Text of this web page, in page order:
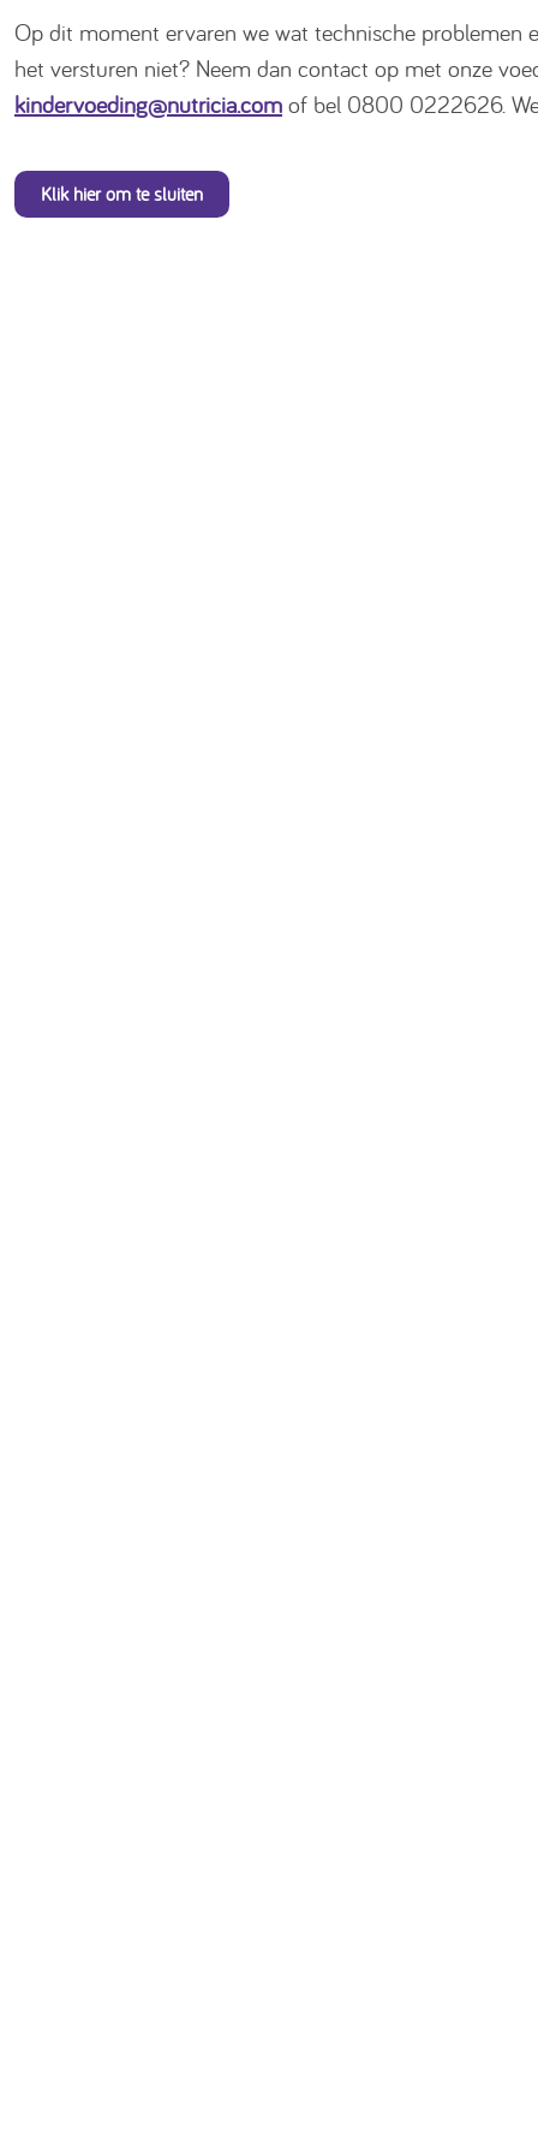
Op dit moment ervaren we wat technische
het versturen niet? Neem dan contact op met onze
kindervoeding@nutricia.com of bel 0800 0222626.
Klik hier om te sluiten